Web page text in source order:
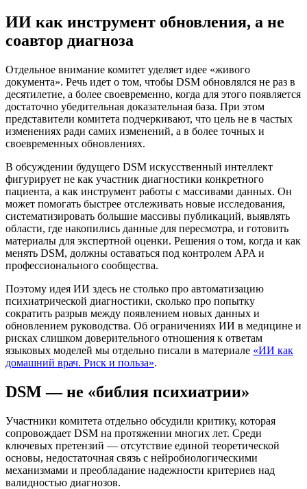
ИИ как инструмент обновления, а не
соавтор диагноза
Отдельное внимание комитет уделяет идее «живого
документа». Речь идет о том, чтобы DSM обновлялся не раз в
десятилетие, а более своевременно, когда для этого появляется
достаточно убедительная доказательная база. При этом
представители комитета подчеркивают, что цель не в частых
изменениях ради самих изменений, а в более точных и
своевременных обновлениях.
В обсуждении будущего DSM искусственный интеллект
фигурирует не как участник диагностики конкретного
пациента, а как инструмент работы с массивами данных. Он
может помогать быстрее отслеживать новые исследования,
систематизировать большие массивы публикаций, выявлять
области, где накопились данные для пересмотра, и готовить
материалы для экспертной оценки. Решения о том, когда и как
менять DSM, должны оставаться под контролем APA и
профессионального сообщества.
Поэтому идея ИИ здесь не столько про автоматизацию
психиатрической диагностики, сколько про попытку
сократить разрыв между появлением новых данных и
обновлением руководства. Об ограничениях ИИ в медицине и
рисках слишком доверительного отношения к ответам
языковых моделей мы отдельно писали в материале «ИИ как
домашний врач. Риск и польза».
DSM — не «библия психиатрии»
Участники комитета отдельно обсудили критику, которая
сопровождает DSM на протяжении многих лет. Среди
ключевых претензий — отсутствие единой теоретической
основы, недостаточная связь с нейробиологическими
механизмами и преобладание надежности критериев над
валидностью диагнозов.